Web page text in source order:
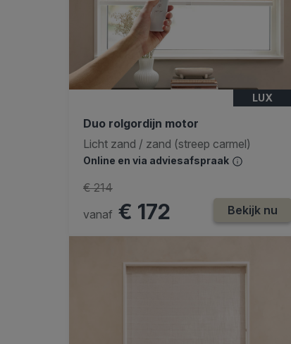
LUX
Duo rolgordijn motor
Licht zand / zand (streep carmel)
Online en via adviesafspraak
vanaf € 172
€ 214
Bekijk nu